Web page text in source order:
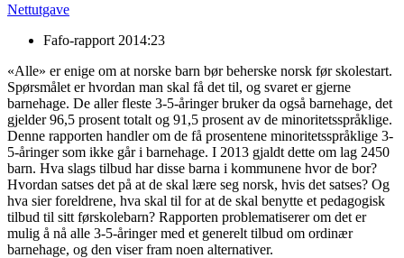
Nettutgave
Fafo-rapport 2014:23
«Alle» er enige om at norske barn bør beherske norsk før skolestart.
Spørsmålet er hvordan man skal få det til, og svaret er gjerne
barnehage. De aller fleste 3-5-åringer bruker da også barnehage, det
gjelder 96,5 prosent totalt og 91,5 prosent av de minoritetsspråklige.
Denne rapporten handler om de få prosentene minoritetsspråklige 3-
5-åringer som ikke går i barnehage. I 2013 gjaldt dette om lag 2450
barn. Hva slags tilbud har disse barna i kommunene hvor de bor?
Hvordan satses det på at de skal lære seg norsk, hvis det satses? Og
hva sier foreldrene, hva skal til for at de skal benytte et pedagogisk
tilbud til sitt førskolebarn? Rapporten problematiserer om det er
mulig å nå alle 3-5-åringer med et generelt tilbud om ordinær
barnehage, og den viser fram noen alternativer.